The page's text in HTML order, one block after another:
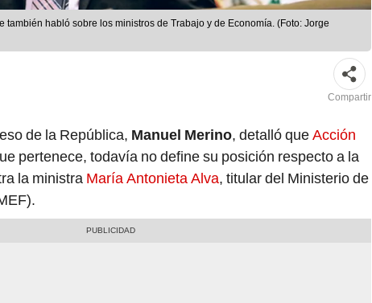
también habló sobre los ministros de Trabajo y de Economía. (Foto: Jorge
Compartir
de la República, Manuel Merino, detalló queAcción
pertenece, todavía no define su posición respecto a la
la ministra María Antonieta Alva, titular del Ministerio de